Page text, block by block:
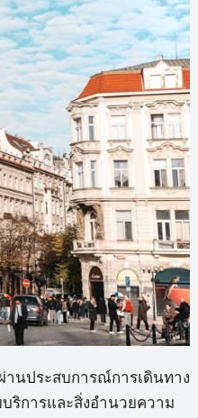
านประสบการณ์การเดินทาง
ริการและสิ่งอำนวยความ